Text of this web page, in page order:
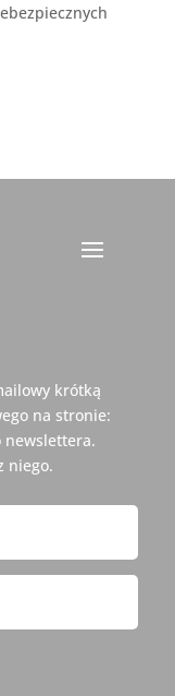
krótką
na stronie:
newslettera.
niego.